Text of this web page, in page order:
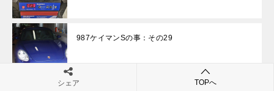
987ケイマンSの事：その29
シェア TOPへ